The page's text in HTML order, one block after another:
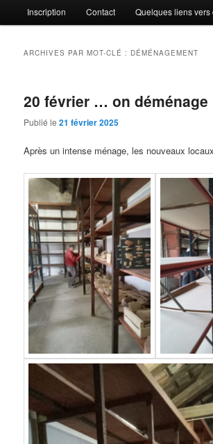
Inscription Contact Quelques liens vers
ARCHIVES PAR MOT-CLÉ : DÉMÉNAGEMENT
20 février … on déménage
Publié le21 février 2025
Après un intense ménage, les nouveaux